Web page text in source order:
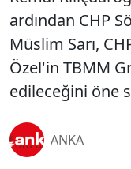
ardından CHP
Müslim Sarı,
Özel'in TBMM
edileceğini öne
ANKA